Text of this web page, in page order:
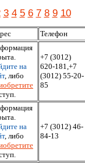
3 4 5 6 7 8 9 10
Телефон
на
, либо
+7 (3012)
620-181,+7
(3012) 55-20-
85
на
, либо
+7 (3012) 46-
84-13